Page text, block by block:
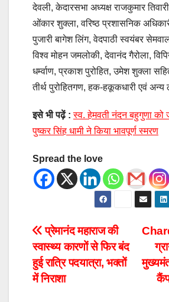
देवली, केदारसभा अध्यक्ष राजकुमार तिवारी,
ओंकार शुक्ला, वरिष्ठ प्रशासनिक
पुजारी बागेश लिंग, वेदपाठी स्वयंबर
विश्व मोहन जमलोकी, देवानंद गैरोला,
धर्म्वाण, प्रकाश पुरोहित, उमेश शुक्ला
तीर्थ पुरोहितगण, हक-हकूकधारी एवं अन्य
इसे भी पढ़ें : स्व. हेमवती नंदन बहुगुणा को
पुष्कर सिंह धामी ने किया भावपूर्ण स्मरण
Spread the love
प्रेमानंद महाराज की
स्वास्थ्य कारणों से फिर बंद
हुई रात्रि पदयात्रा, भक्तों
में निराशा